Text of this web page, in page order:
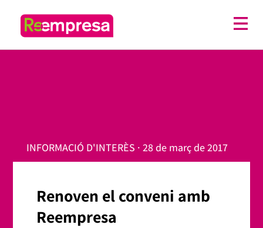
INFORMACIÓ D'INTERÈS · 28 de març de 2017
Renoven el conveni amb
Reempresa